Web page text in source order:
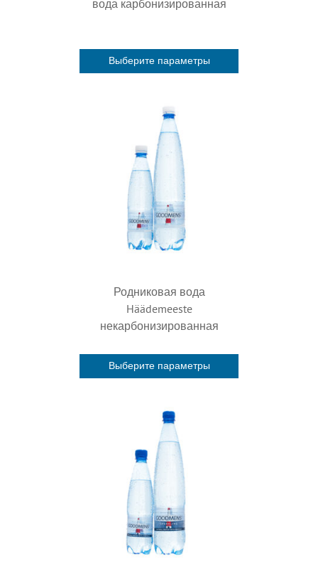
вода карбонизированная
Выберите параметры
имеет
несколько
вариаций.
Опции
можно
выбрать
на
странице
товара.
Родниковая вода
Häädemeeste
некарбонизированная
Выберите параметры
имеет
несколько
вариаций.
Опции
выбрать
на
странице
товара.